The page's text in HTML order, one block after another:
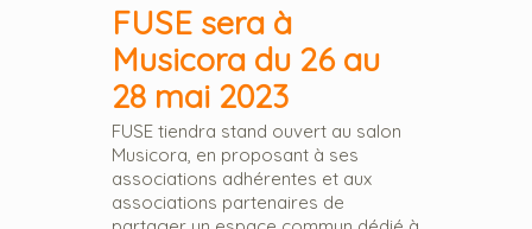
FUSE sera à
Musicora du 26 au
28 mai 2023
FUSE tiendra stand ouvert au salon
Musicora, en proposant à ses
associations adhérentes et aux
associations partenaires de